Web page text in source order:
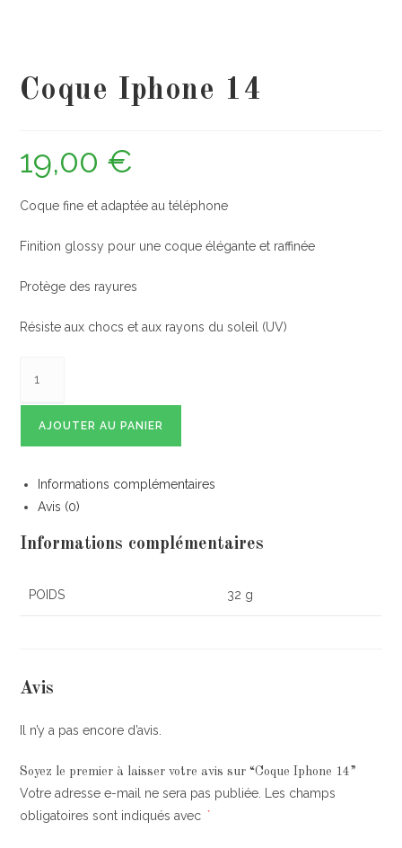
Coque Iphone 14
19,00 €
Coque fine et adaptée au téléphone
Finition glossy pour une coque élégante et raffinée
Protège des rayures
Résiste aux chocs et aux rayons du soleil (UV)
AJOUTER AU PANIER
Informations complémentaires
Avis (0)
Informations complémentaires
POIDS 32 g
Avis
Il n’y a pas encore d’avis.
Soyez le premier à laisser votre avis sur “Coque Iphone 14”
Votre adresse e-mail ne sera pas publiée. Les champs
obligatoires sont indiqués avec
*